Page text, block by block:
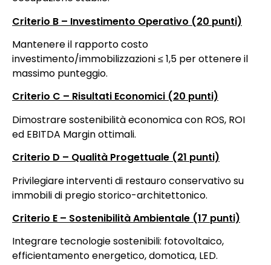
Criterio B – Investimento Operativo (20 punti)
Mantenere il rapporto costo
investimento/immobilizzazioni ≤ 1,5 per ottenere il
massimo punteggio.
Criterio C – Risultati Economici (20 punti)
Dimostrare sostenibilità economica con ROS, ROI
ed EBITDA Margin ottimali.
Criterio D – Qualità Progettuale (21 punti)
Privilegiare interventi di restauro conservativo su
immobili di pregio storico-architettonico.
Criterio E – Sostenibilità Ambientale (17 punti)
Integrare tecnologie sostenibili: fotovoltaico,
efficientamento energetico, domotica, LED.